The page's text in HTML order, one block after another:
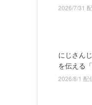
2026/7/31
にじさん
を伝える
2026/8/1 配